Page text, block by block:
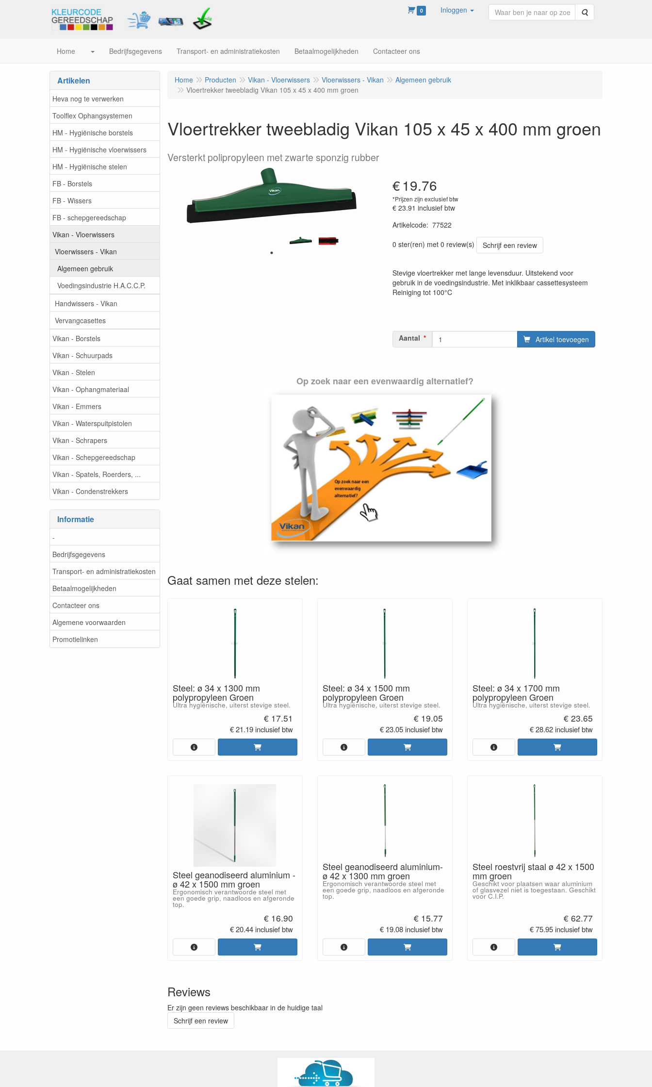
0 Inloggen Zoeken
Home Bedrijfsgegevens Transport- en administratiekosten Betaalmogelijkheden Contacteer ons
Artikelen
Heva nog te verwerken
Toolflex Ophangsystemen
HM - Hygiënische borstels
HM - Hygiënische vloerwissers
HM - Hygiënische stelen
FB - Borstels
FB - Wissers
FB - schepgereedschap
Vikan - Vloerwissers
Vloerwissers - Vikan
Algemeen gebruik
Voedingsindustrie H.A.C.C.P.
Handwissers - Vikan
Vervangcasettes
Vikan - Borstels
Vikan - Schuurpads
Vikan - Stelen
Vikan - Ophangmateriaal
Vikan - Emmers
Vikan - Waterspuitpistolen
Vikan - Schrapers
Vikan - Schepgereedschap
Vikan - Spatels, Roerders, ...
Vikan - Condenstrekkers
Informatie
-
Bedrijfsgegevens
Transport- en administratiekosten
Betaalmogelijkheden
Contacteer ons
Algemene voorwaarden
Promotielinken
Home Producten Vikan - Vloerwissers Vloerwissers - Vikan
Algemeen gebruik
Vloertrekker tweebladig Vikan 105 x 45 x 400 mm groen
Vloertrekker tweebladig Vikan 105 x 45 x 400 mm groen
Versterkt polipropyleen met zwarte sponzig rubber
€19.76
*Prijzen zijn exclusief btw
€ 23.91 inclusief btw
Artikelcode: 77522
0 ster(ren) met 0 review(s)
Schrijf een review
Stevige vloertrekker met lange levensduur. Uitstekend voor
gebruik in de voedingsindustrie. Met inklikbaar cassettesysteem
Reiniging tot 100°C
Aantal Artikel toevoegen
Op zoek naar een evenwaardig alternatief?
Gaat samen met deze stelen:
Steel: ø 34 x 1300 mm
polypropyleen Groen
Ultra hygiënische, uiterst stevige steel.
€ 17.51
€ 21.19 inclusief btw
Steel: ø 34 x 1500 mm
polypropyleen Groen
Ultra hygiënische, uiterst stevige steel.
€ 19.05
€ 23.05 inclusief btw
Steel: ø 34 x 1700 mm
polypropyleen Groen
Ultra hygiënische, uiterst stevige steel.
€ 23.65
€ 28.62 inclusief btw
Steel geanodiseerd aluminium -
ø 42 x 1500 mm groen
Ergonomisch verantwoorde steel met
een goede grip, naadloos en afgeronde
top.
€ 16.90
€ 20.44 inclusief btw
Steel geanodiseerd aluminium-
ø 42 x 1300 mm groen
Ergonomisch verantwoorde steel met
een goede grip, naadloos en afgeronde
top.
€ 15.77
€ 19.08 inclusief btw
Steel roestvrij staal ø 42 x 1500
mm groen
Geschikt voor plaatsen waar aluminium
of glasvezel niet is toegestaan. Geschikt
voor C.I.P.
€ 62.77
€ 75.95 inclusief btw
Reviews
Er zijn geen reviews beschikbaar in de huidige taal
Schrijf een review